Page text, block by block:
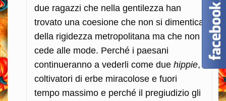
due ragazzi che nella gentilezza han
trovato una coesione che non si dimentica
della rigidezza metropolitana ma che non
cede alle mode. Perché i paesani
continueranno a vederli come due hippie,
coltivatori di erbe miracolose e fuori
tempo massimo e perché il pregiudizio gli